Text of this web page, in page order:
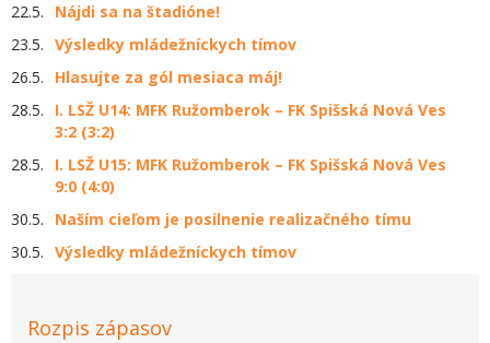
22.5.
Nájdi sa na štadióne!
23.5. Výsledky mládežníckych tímov
26.5.
Hlasujte za gól mesiaca máj!
28.5.
I. LSŽ U14: MFK Ružomberok – FK Spišská Nová Ves
3:2 (3:2)
28.5.
I. LSŽ U15: MFK Ružomberok – FK Spišská Nová Ves
9:0 (4:0)
30.5.
Naším cieľom je posilnenie realizačného tímu
30.5. Výsledky mládežníckych tímov
Rozpis zápasov